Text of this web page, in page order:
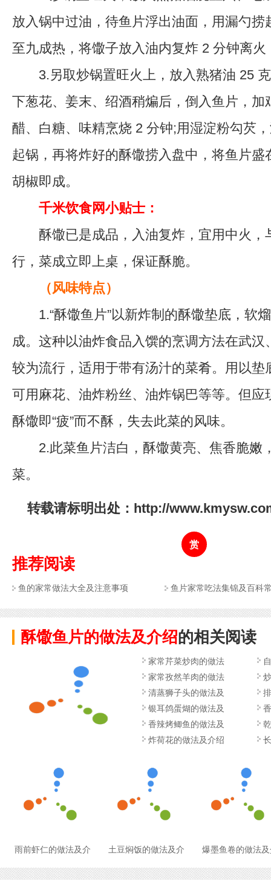
放入锅中过油，待鱼片浮出油面，用漏勺捞
至九成热，将馓子放入油内复炸 2 分钟离火
3.另取炒锅置旺火上，放入熟猪油 25 克
下葱花、姜末、绍酒稍煸后，倒入鱼片，加
醋、白糖、味精烹烧 2 分钟;用湿淀粉勾芡
起锅，再将炸好的酥馓捞入盘中，将鱼片盛
胡椒即成。
千米饮食网小贴士：
酥馓已是成品，入油复炸，宜用中火，
行，菜成立即上桌，保证酥脆。
（风味特点）
1.“酥馓鱼片”以新炸制的酥馓垫底，软
成。这种以油炸食品入馔的烹调方法在武汉
较为流行，适用于带有汤汁的菜肴。用以垫
可用麻花、油炸粉丝、油炸锅巴等等。但应
酥馓即“疲”而不酥，失去此菜的风味。
2.此菜鱼片洁白，酥馓黄亮、焦香脆嫩
菜。
转载请标明出处：http://
赏
推荐阅读
鱼的家常做法大全及注意事项 鱼片家常吃法集锦及百科
酥馓鱼片的做法及介绍的相关阅读
家常芹菜炒肉的做法
家常孜然羊肉的做法
清蒸狮子头的做法及
银耳鸽蛋煳的做法及
香辣烤鲫鱼的做法及
炸荷花的做法及介绍
雨前虾仁的做法及介 土豆焖饭的做法及介 爆墨鱼卷的做法